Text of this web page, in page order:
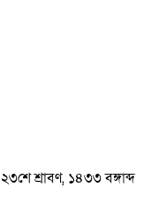
শ্রাবণ, ১৪৩৩ বঙ্গাব্দ